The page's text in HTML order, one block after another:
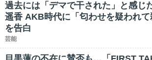
過去には「デマで干された」と感じ
遥香 AKB時代に「匂わせを疑われ
を告白
芸能